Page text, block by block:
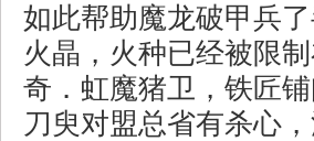
如此帮助魔龙破甲兵
火晶，火种已经被限
奇．虹魔猪卫，铁匠
刀臾对盟总省有杀心